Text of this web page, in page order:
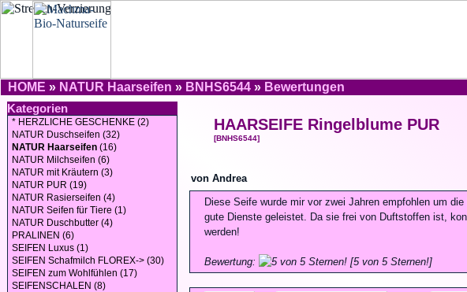
HOME » NATUR Haarseifen » BNHS6544 » Bewertungen
Kategorien
* HERZLICHE GESCHENKE (2)
NATUR Duschseifen (32)
NATUR Haarseifen (16)
NATUR Milchseifen (6)
NATUR mit Kräutern (3)
NATUR PUR (19)
NATUR Rasierseifen (4)
NATUR Seifen für Tiere (1)
NATUR Duschbutter (4)
PRALINEN (6)
SEIFEN Luxus (1)
SEIFEN Schafmilch FLOREX-> (30)
SEIFEN zum Wohlfühlen (17)
SEIFENSCHALEN (8)
HAARSEIFE Ringelblume PUR
[BNHS6544]
von Andrea
Diese Seife wurde mir vor zwei Jahren empfohlen um
gute Dienste geleistet. Da sie frei von Duftstoffen ist,
werden!
Bewertung: [5 von 5 Sternen!]